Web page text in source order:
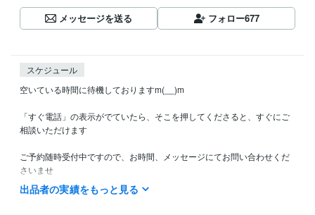
メッセージを送る フォロー677
スケジュール
空いている時間に待機しておりますm(__)m
「すぐ電話」の表示がでていたら、そこを押してくださると、すぐにご
相談いただけます
ご予約随時受付中ですので、お時間、メッセージにてお問い合わせくだ
さいませ
待機中でなくてもお気軽にメッセージくださいませ。
出品者の実績をもっと見る